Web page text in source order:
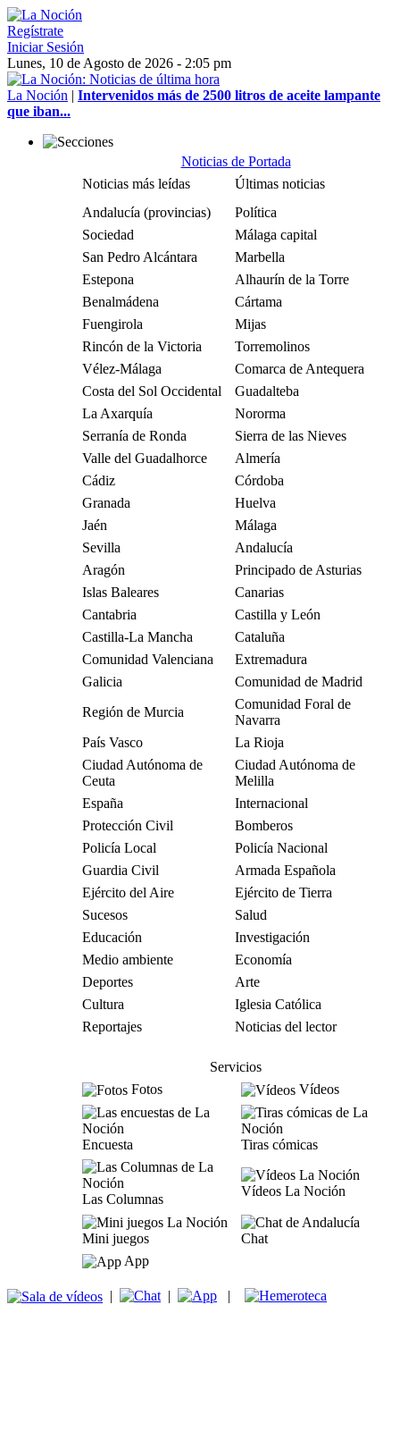
Regístrate
Iniciar Sesión
Lunes, 10 de Agosto de 2026 - 2:05 pm
La Noción | Intervenidos más de 2500 litros de aceite lampante
que iban...
Noticias de Portada
Noticias más leídas
Últimas noticias
Andalucía (provincias)
Política
Sociedad
Málaga capital
San Pedro Alcántara
Marbella
Estepona
Alhaurín de la Torre
Benalmádena
Cártama
Fuengirola
Mijas
Rincón de la Victoria
Torremolinos
Vélez-Málaga
Comarca de Antequera
Costa del Sol Occidental
Guadalteba
La Axarquía
Nororma
Serranía de Ronda
Sierra de las Nieves
Valle del Guadalhorce
Almería
Cádiz
Córdoba
Granada
Huelva
Jaén
Málaga
Sevilla
Andalucía
Aragón
Principado de Asturias
Islas Baleares
Canarias
Cantabria
Castilla y León
Castilla-La Mancha
Cataluña
Comunidad Valenciana
Extremadura
Galicia
Comunidad de Madrid
Región de Murcia
Comunidad Foral de
Navarra
País Vasco
La Rioja
Ciudad Autónoma de
Ceuta
Ciudad Autónoma de
Melilla
España
Internacional
Protección Civil
Bomberos
Policía Local
Policía Nacional
Guardia Civil
Armada Española
Ejército del Aire
Ejército de Tierra
Sucesos
Salud
Educación
Investigación
Medio ambiente
Economía
Deportes
Arte
Cultura
Iglesia Católica
Reportajes
Noticias del lector
Servicios
Fotos
Vídeos
Encuesta Tiras cómicas
Las Columnas
Vídeos La Noción
Mini juegos
Chat
App
| | |